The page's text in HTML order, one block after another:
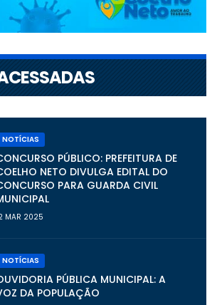
NOTÍCIAS
PÚBLICO: PREFEITURA DE
NETO DIVULGA EDITAL DO
PARA GUARDA CIVIL
MAR 2025
NOTÍCIAS
PÚBLICA MUNICIPAL: A
DA POPULAÇÃO